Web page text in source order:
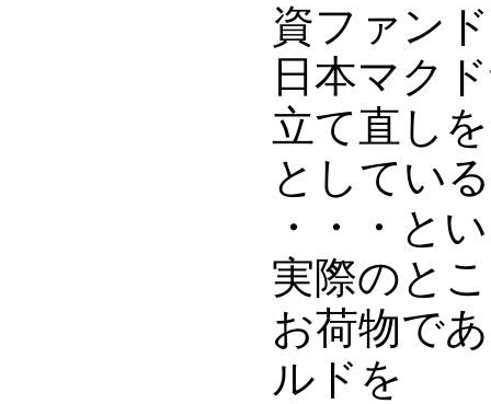
資ファン
日本マク
立て直し
としてい
・・・と
実際のと
お荷物で
ルドを